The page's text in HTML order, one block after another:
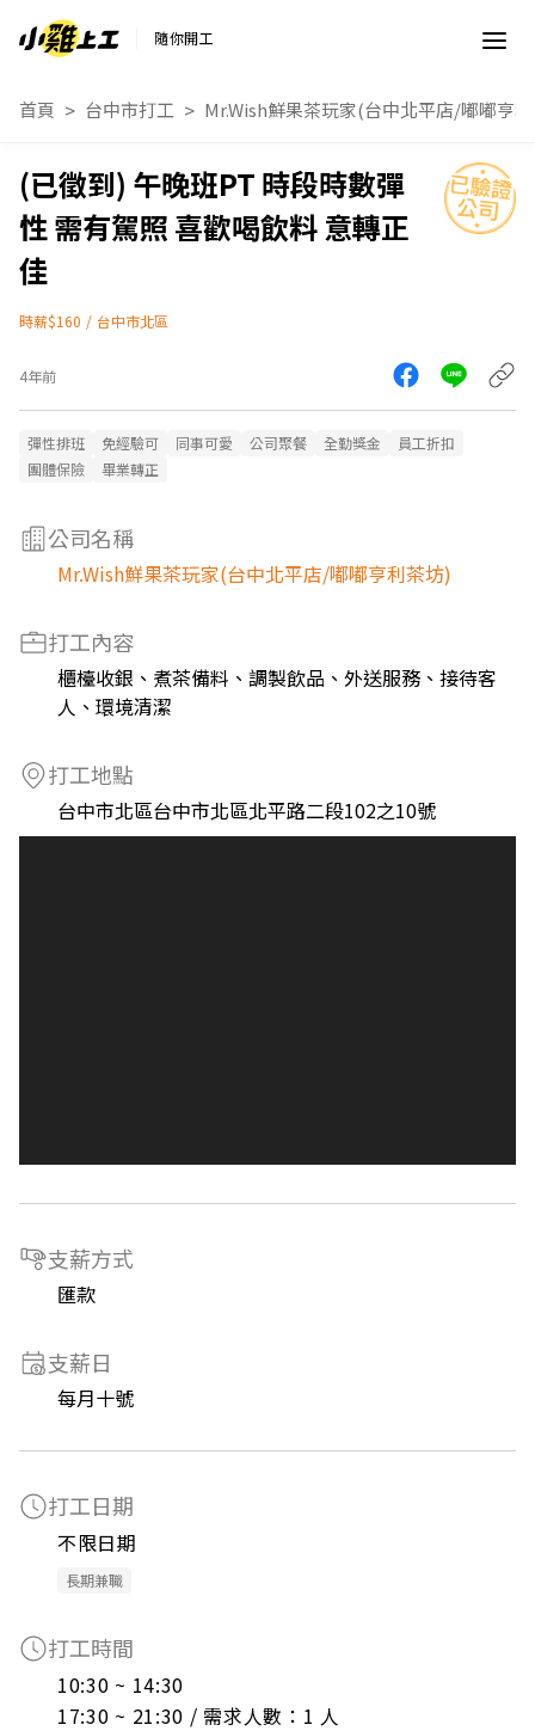
隨你開工
首頁 台中市打工 Mr.Wish鮮果茶玩家(台中北平店/嘟嘟亨
午晚班PT 時段時數彈
性 需有駕照 喜歡喝飲料 意轉正
佳
時薪$160 / 台中市北區
4年前
彈性排班 免經驗可 同事可愛 公司聚餐 全勤獎金
員工折扣
團體保險
畢業轉正
公司名稱
Mr.Wish鮮果茶玩家(台中北平店/嘟嘟亨利茶坊)
打工內容
櫃檯收銀、煮茶備料、調製飲品、外送服務、接待客
人、環境清潔
打工地點
台中市北區台中市北區北平路二段102之10號
支薪方式
匯款
支薪日
每月十號
打工日期
不限日期
長期兼職
打工時間
10:30 ~ 14:30
17:30 ~ 21:30 / 需求人數：1 人